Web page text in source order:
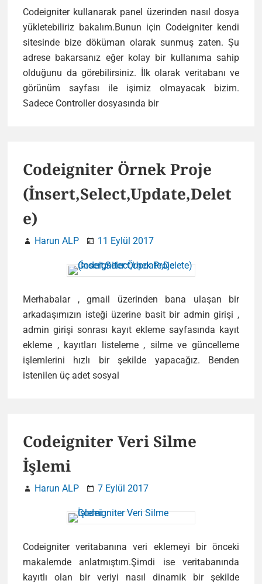
Codeigniter kullanarak panel üzerinden nasıl dosya
yükletebiliriz bakalım.Bunun için Codeigniter kendi
sitesinde bize döküman olarak sunmuş zaten. Şu
adrese bakarsanız eğer kolay bir kullanıma sahip
olduğunu da görebilirsiniz. İlk olarak veritabanı ve
görünüm sayfası ile işimiz olmayacak bizim.
Sadece Controller dosyasında bir
Class)
Codeigniter Örnek Proje
(İnsert,Select,Update,Delet
e)
Harun ALP 11 Eylül 2017
Merhabalar , gmail üzerinden bana ulaşan bir
arkadaşımızın isteği üzerine basit bir admin girişi ,
admin girişi sonrası kayıt ekleme sayfasında kayıt
ekleme , kayıtları listeleme , silme ve güncelleme
işlemlerini hızlı bir şekilde yapacağız. Benden
istenilen üç adet sosyal
Codeigniter Veri Silme
İşlemi
Harun ALP 7 Eylül 2017
Codeigniter veritabanına veri eklemeyi bir önceki
makalemde anlatmıştım.Şimdi ise veritabanında
kayıtlı olan bir veriyi nasıl dinamik bir şekilde